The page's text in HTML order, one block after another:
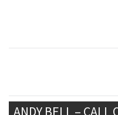
ANDY BELL – CALL